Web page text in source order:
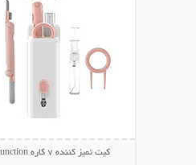
کیت تمیز کننده 7 کاره Multifunction